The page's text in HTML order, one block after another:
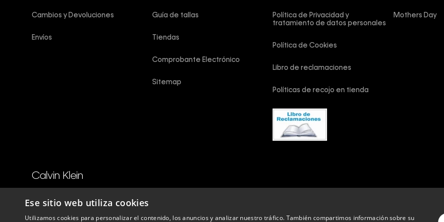
Cambios y Devoluciones
Envíos
Guía de tallas
Tiendas
Comprobante Electrónico
Sitemap
Política de Privacidad y
tratamiento de datos personales
Política de Cookies
Libro de reclamaciones
Políticas de recojo en tienda
Mothers Day
Calvin Klein
Copyright © 2025 Calvin Klein peru ®. Todos los derechos reservados.
Ese sitio web utiliza cookies
Utilizamos cookies para personalizar el contenido, los anuncios y analizar nuestro tráfico. También compartimos información sobre su